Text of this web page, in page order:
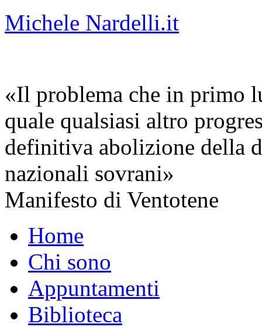
Michele Nardelli.it
«Il problema che in primo
quale qualsiasi altro
definitiva abolizione della
nazionali sovrani»
Manifesto di Ventotene
Home
Chi sono
Appuntamenti
Biblioteca